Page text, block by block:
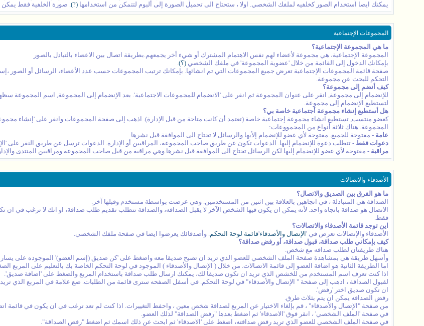
يمكنك ايضا استخدام الصور كخلفيه لملفك الشخصي. اولا ، ستحتاج الى تحميل الصورة إلى ألبوم لتتمكن من استخدامها (?). صورة الخلفية فقط يمكن
المجموعات الإجتماعية
ما هي المجموعة الإجتماعية؟
المجموعة الإجتماعية، هي مجموعة لأعضاء لهم نفس الاهتمام المشترك أو شيء أخر يجمعهم.بطريقة اتصال بين الاعضاء بالتبادل بالصور
بإمكانك الدخول إلى القائمة من خلال 'عضوية المجموعة' في ملفك الشخصي (؟).
صفحة قائمة المجموعات الإجتماعية تعرض جميع المجموعات التي تم انشائها. بإمكانك ترتيب المجموعات حسب عدد الأعضاء، الرسائل أو الصور
التحكم للبحث عن مجموعة.
كيف أنضم إلى مجموعة؟
للإنضمام إلى مجموعة, انقر على عنوان المجموعة ثم انقر على 'الانضمام للمجموعات الاجتماعية'. بعد الإنضمام إلى المجموعة, اسم
لتستطيع الإنضمام إلى مجموعة.
هل أستطيع إنشاء مجموعة أجتماعية خاصة بي؟
كعضو منتسب, تستطيع انشاء مجموعة إجتماعية خاصة (تعتمد أن كانت متاحة من قبل الإدارة). اذهب إلى صفحة المجموعات وانقر على 'إنشاء
المجموعة. هناك ثلاثة أنواع من المجمووعات:
عامة - مفتوحة للجميع. مفتوحة لأي عضو للإنضمام إلأيها والرسائل لا تحتاج الى الموافقة قبل نشرها
دعوات فقط - تتطلب دعوة للإنضمام إليها. الدعوات تكون عن طريق صاحب المجموعة، المراقبين أو الإدارة. الدعوات ترسل عن طريق النقر على
مراقبة - مفتوحة لأي عضو للإنضمام إليها لكن الرسائل تحتاج الى الموافقة قبل نشرها.وهي مراقبة من قبل صاحب المجموعة ومراقبين المنتدى
الأصدقاء والاتصالات
ما هو الفرق بين الصديق والاتصال؟
الصداقة هي المتبادلة ، في اتجاهين بالعلاقة بين اثنين من المستخدمين. وهي عرضت بواسطة مستخدم وقبلها آخر.
الاتصال هو صداقة باتجاه واحد. لأنه يمكن ان يكون فيها الشخص الآخر لا يقبل الصداقه، والصداقة تتطلب تقديم طلب صداقة، او انك لا ترغب
فقط.
اين توجد قائمة الأصدقاء والاتصالات؟
الأصدقاء والإتصالات تعرض في ' الإتصال والأصدقاء'قائمة لوحة التحكم. وأصدقائك يعرضوا ايضا في صفحة ملفك الشخصي.
كيف بإمكاني طلب صداقة، قبول صداقة، أو رفض صداقة؟
هناك طريقتان لطلب صداقه مع شخص.
وأسهل طريقة هي بمشاهدة صفحة الملف الشخصي للعضو الذي تريد ان تصبح صديقا معه واضغط على 'كن صديق (إسم العضو)' الموجوده على
اما الطريقة الثانية هو اضافة العضو إلى قائمة الاتصالات. من خلال ( الإتصال والأصدقاء ) الموجود في لوحة التحكم الخاصة بك بالتعليم على
اذا كنت تعرف اسم المستخدم من للخشص الذي تريد ان تكون صديقا لك، يمكنك ارسال طلب صداقة باستخدام المربع والضغط على 'اضافة صديق'.
لقبول الصداقة ، اذهب إلى صفحة " الإتصال والأصدقاء" في لوحة التحكم. في أسفل الصفحه سترى قائمة من الطلبات. ضع علامة في المربع الذي
ان تكون صديق اختر 'رفض'.
رفض الصداقه يمكن ان يتم بثلاث طرق.
من صفحة "الإتصال والأصدقاء" ، قم بإلغاء الاختيار عن المربع لصداقة شخص معين ، واحفظ التغييرات. اذا كنت لم تعد ترغب في ان يكون في قائمة
في صفحة 'الملف الشخصي' ، انقر فوق 'الاصدقاء' ثم اضغط بعدها "رفض الصداقة" لذلك العضو.
في صفحة الملف الشخصي للعضو الذي تريد رفض صداقته، اضغط على 'الاصدقاء' ثم ابحث عن ذلك اسمك ثم اضغط "رفض الصداقة".